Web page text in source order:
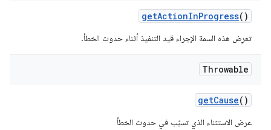
getActionInProgress()
تعرِض هذه السمة الإجراء قيد التنفيذ أثناء حدوث الخطأ.
Throwable
getCause()
عرض الاستثناء الذي تسبّب في حدوث الخطأ